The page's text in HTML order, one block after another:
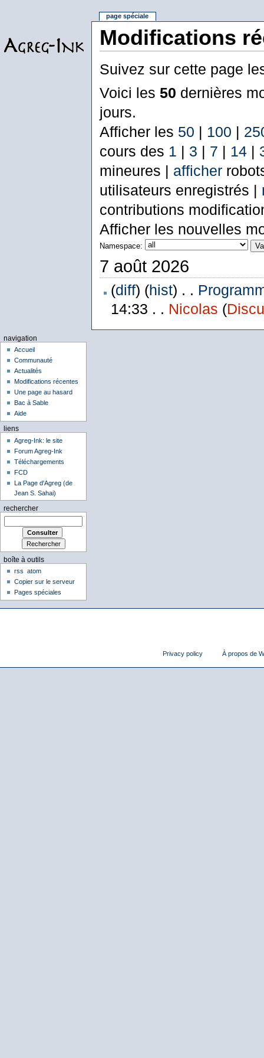
Modifications
Suivez sur cette page
Voici les 50 dernières
jours.
Afficher les 50 | 100 |
cours des 1 | 3 | 7 | 14|
mineures | afficher
utilisateurs enregistrés |
contributions
Afficher les nouvelles
Namespace:
7 août 2026
(diff) (hist) . .
14:33 . . Nicolas (
page spéciale
navigation
Accueil
Communauté
Actualités
Modifications récentes
Une page au hasard
Bac à Sable
Aide
liens
Agreg-Ink: le site
Forum Agreg-Ink
Téléchargements
FCD
La Page d'Agreg (de
Jean S. Sahai)
rechercher
boîte à outils
rss
atom
Copier sur le serveur
Pages spéciales
Privacy policy À propos de